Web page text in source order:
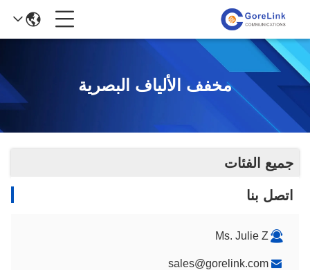
مخفف الألياف البصرية
جميع الفئات
اتصل بنا
Ms. Julie Z
sales@gorelink.com